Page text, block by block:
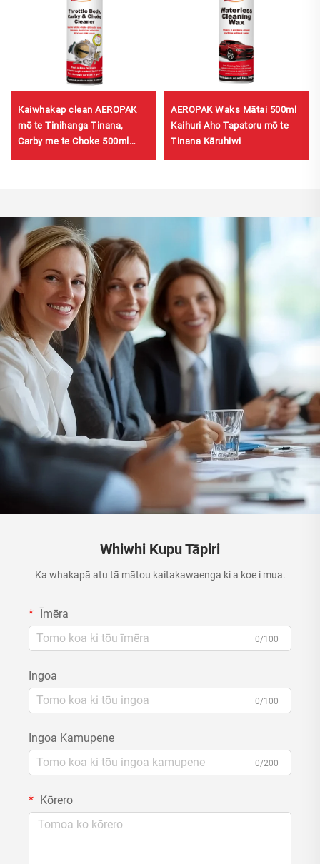
Kaiwhakap clean AEROPAK
mō te Tinihanga Tinana,
Carby me te Choke 500ml
AEROPAK Waks Mātai 500ml
Kaihuri Aho Tapatoru mō te
Tinana Kāruhiwi
Whiwhi Kupu Tāpiri
Ka whakapā atu tā mātou kaitakawaenga ki a koe i mua.
Īmēra
0/100
Ingoa
0/100
Ingoa Kamupene
0/200
Kōrero